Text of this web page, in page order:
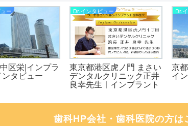
ー
区栄|インプラ
ンタビュー
Dr.インタビュー
東京都港区虎ノ門 まさい
デンタルクリニック正井
良幸先生｜インプラント
Dr.
京
イ
歯科HP会社・歯科医院の方は